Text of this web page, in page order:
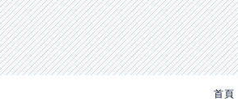
教育部體育署
中華民國大專院校體育總會
首頁